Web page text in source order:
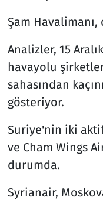
Şam Havalimanı,
Analizler, 15
havayolu
sahasından
gösteriyor.
Suriye'nin iki
ve Cham Wings
durumda.
Syrianair,